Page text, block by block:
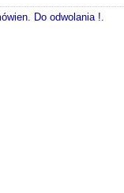
Do odwolania !.